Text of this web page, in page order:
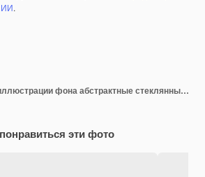
ИИ.
3D-рендеринг иллюстрации фона абстрактные стеклянные пузырьковые шары художественный дисплей обои
эти фото